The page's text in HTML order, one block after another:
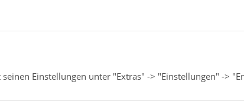
Einstellungen unter "Extras" -> "Einstellungen" ->